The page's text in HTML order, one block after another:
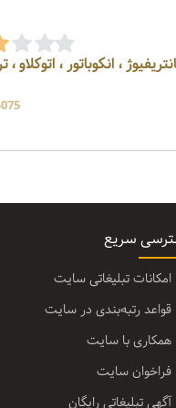
، انکوباتور ، اتوکلاو ،
5075
سریع
امکانات تبلیغاتی سایت
قواعد رتبه‌بندی در سایت
همکاری با سایت
فراخوان سایت
آگهی تبلیغاتی رایگان